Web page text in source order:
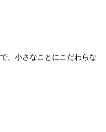
、小さなことにこだわらな